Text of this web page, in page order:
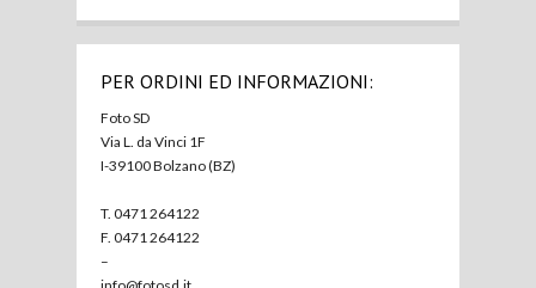
PER ORDINI ED INFORMAZIONI:
Foto SD
Via L. da Vinci 1F
I-39100 Bolzano (BZ)
T. 0471 264122
F. 0471 264122
–